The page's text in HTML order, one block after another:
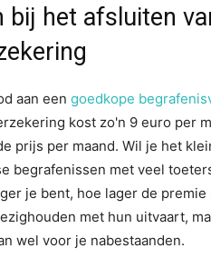
bij het afsluiten
aan een goedkope
kost zo'n 9 euro per
prijs per maand. Wil je het
begrafenissen met veel
je bent, hoe lager de
met hun uitvaart,
wel voor je nabestaanden.